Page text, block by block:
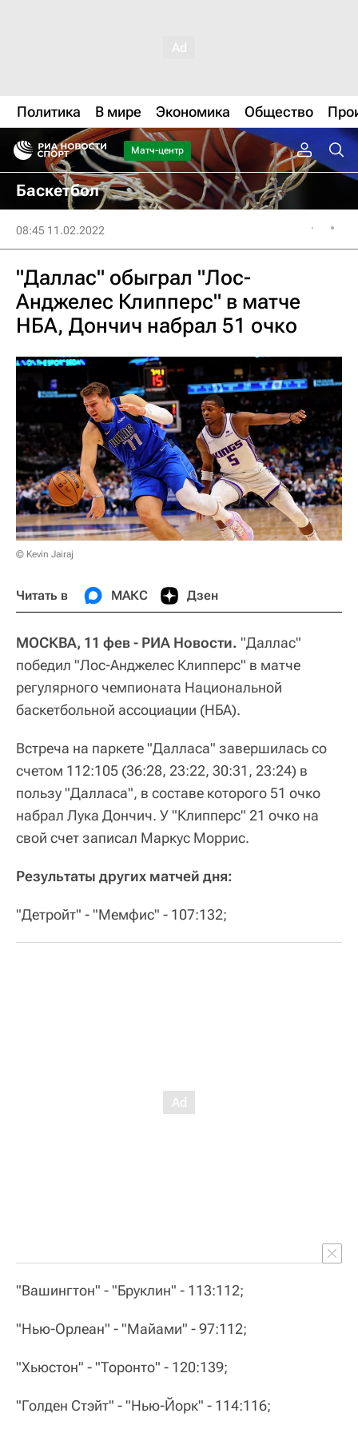
Политика В мире Экономика Общество
Матч-центр
Баскетбол
08:45 11.02.2022
"Даллас" обыграл "Лос-
Анджелес Клипперс" в матче
НБА, Дончич набрал 51 очко
© Kevin Jairaj
Читать в МАКС Дзен
МОСКВА, 11 фев - РИА Новости. "Даллас"
победил "Лос-Анджелес Клипперс" в матче
регулярного чемпионата Национальной
баскетбольной ассоциации (НБА).
Встреча на паркете "Далласа" завершилась со
счетом 112:105 (36:28, 23:22, 30:31, 23:24) в
пользу "Далласа", в составе которого 51 очко
набрал Лука Дончич. У "Клипперс" 21 очко на
свой счет записал Маркус Моррис.
Результаты других матчей дня:
"Детройт" - "Мемфис" - 107:132;
"Вашингтон" - "Бруклин" - 113:112;
"Нью-Орлеан" - "Майами" - 97:112;
"Хьюстон" - "Торонто" - 120:139;
"Голден Стэйт" - "Нью-Йорк" - 114:116;